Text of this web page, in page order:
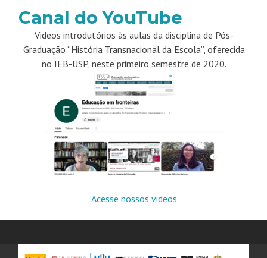
Canal do YouTube
Videos introdutórios às aulas da disciplina de Pós-
Graduação “História Transnacional da Escola”, oferecida
no IEB-USP, neste primeiro semestre de 2020.
Acesse nossos videos